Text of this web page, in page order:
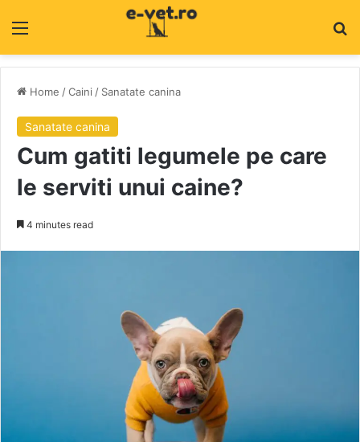
Home /Caini / Sanatate canina
Sanatate canina
Cum gatiti legumele pe care
le serviti unui caine?
4 minutes read